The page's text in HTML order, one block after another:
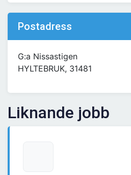
Postadress
G:a Nissastigen
HYLTEBRUK, 31481
Liknande jobb